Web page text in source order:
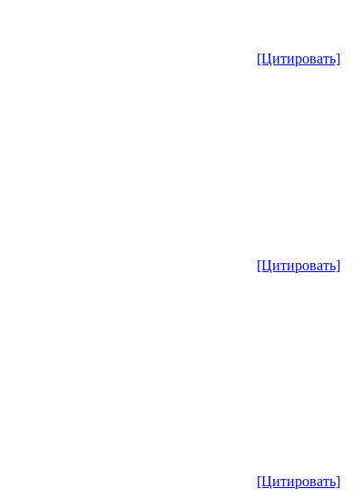
[Цитировать]
[Цитировать]
[Цитировать]